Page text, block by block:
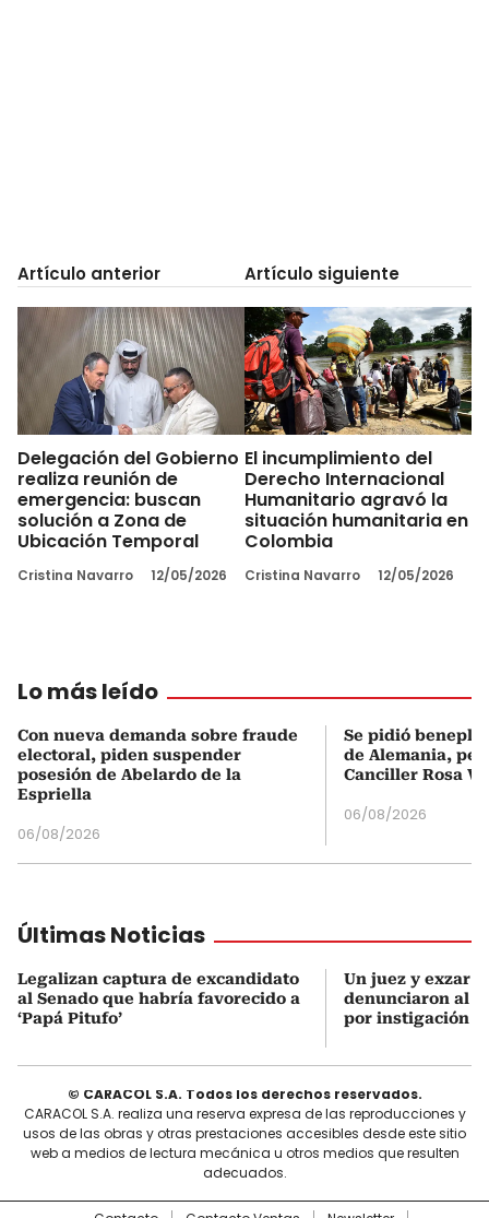
Artículo anterior
Delegación del Gobierno
realiza reunión de
emergencia: buscan
solución a Zona de
Ubicación Temporal
Cristina Navarro 12/05/2026
Artículo siguiente
El incumplimiento del
Derecho Internacional
Humanitario agravó la
situación humanitaria en
Colombia
Cristina Navarro 12/05/2026
Lo más leído
Con nueva demanda sobre fraude
electoral, piden suspender
posesión de Abelardo de la
Espriella
06/08/2026
Se pidió
de Alemania,
Canciller Rosa
06/08/2026
Últimas Noticias
Legalizan captura de excandidato
al Senado que habría favorecido a
‘Papá Pitufo’
Un juez y exzar
denunciaron al
por instigación
© CARACOL S.A. Todos los derechos reservados.
CARACOL S.A. realiza una reserva expresa de las reproducciones y
usos de las obras y otras prestaciones accesibles desde este sitio
web a medios de lectura mecánica u otros medios que resulten
adecuados.